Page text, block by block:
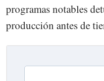
programas notables
producción antes de